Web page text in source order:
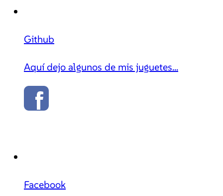
Github
Aquí dejo algunos de mis juguetes...
Facebook